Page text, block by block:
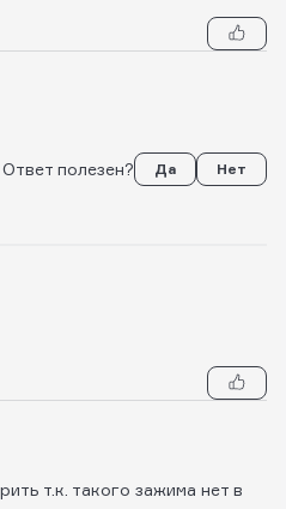
Ответ полезен?
Да Нет
т.к. такого зажима нет в